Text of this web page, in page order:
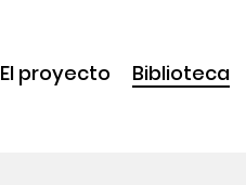
El proyecto Biblioteca